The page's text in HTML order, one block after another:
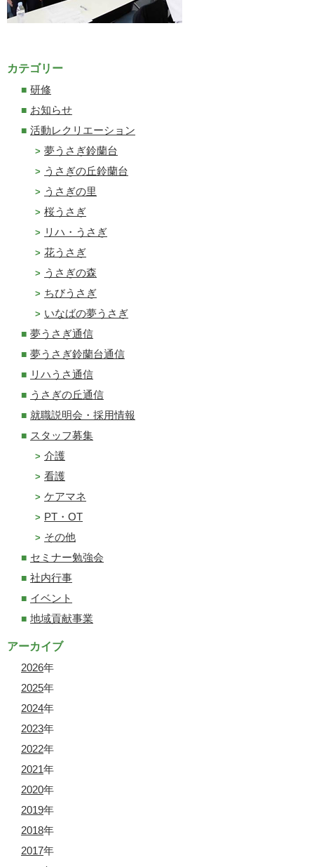
カテゴリー
研修
お知らせ
活動レクリエーション
夢うさぎ鈴蘭台
うさぎの丘鈴蘭台
うさぎの里
桜うさぎ
リハ・うさぎ
花うさぎ
うさぎの森
ちびうさぎ
いなばの夢うさぎ
夢うさぎ通信
夢うさぎ鈴蘭台通信
リハうさ通信
うさぎの丘通信
就職説明会・採用情報
スタッフ募集
介護
看護
ケアマネ
PT・OT
その他
セミナー勉強会
社内行事
イベント
地域貢献事業
アーカイブ
2026年
2025年
2024年
2023年
2022年
2021年
2020年
2019年
2018年
2017年